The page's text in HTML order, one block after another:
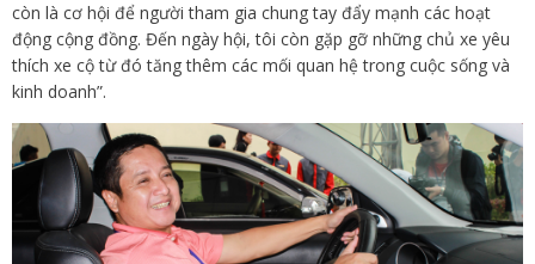
còn là cơ hội để người tham gia chung tay đẩy mạnh các hoạt
động cộng đồng. Đến ngày hội, tôi còn gặp gỡ những chủ xe yêu
thích xe cộ từ đó tăng thêm các mối quan hệ trong cuộc sống và
kinh doanh”.